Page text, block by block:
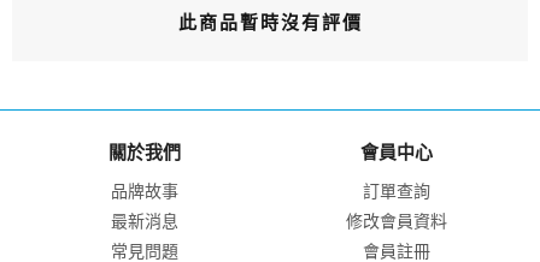
此商品暫時沒有評價
關於我們
品牌故事
最新消息
常見問題
會員中心
訂單查詢
修改會員資料
會員註冊